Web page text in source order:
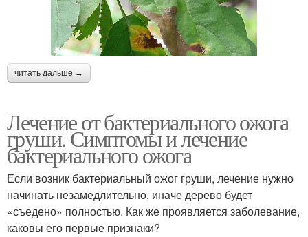
читать дальше →
Лечение от бактериального ожога
груши. Симптомы и лечение
бактериального ожога
Если возник бактериальный ожог груши, лечение нужно
начинать незамедлительно, иначе дерево будет
«съедено» полностью. Как же проявляется заболевание,
каковы его первые признаки?